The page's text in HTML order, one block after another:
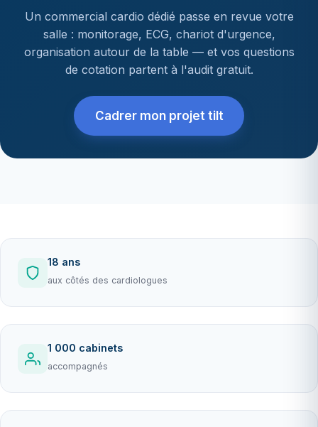
Un commercial cardio dédié passe en revue votre
salle : monitorage, ECG, chariot d'urgence,
organisation autour de la table — et vos questions
de cotation partent à l'audit gratuit.
Cadrer mon projet tilt
18 ans
aux côtés des cardiologues
1 000 cabinets
accompagnés